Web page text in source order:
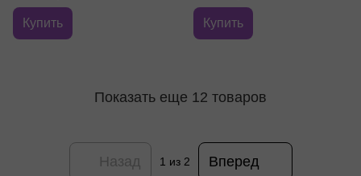
Купить Купить
Показать еще 12 товаров
Назад 1 из 2 Вперед